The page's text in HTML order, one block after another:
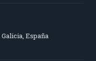
España